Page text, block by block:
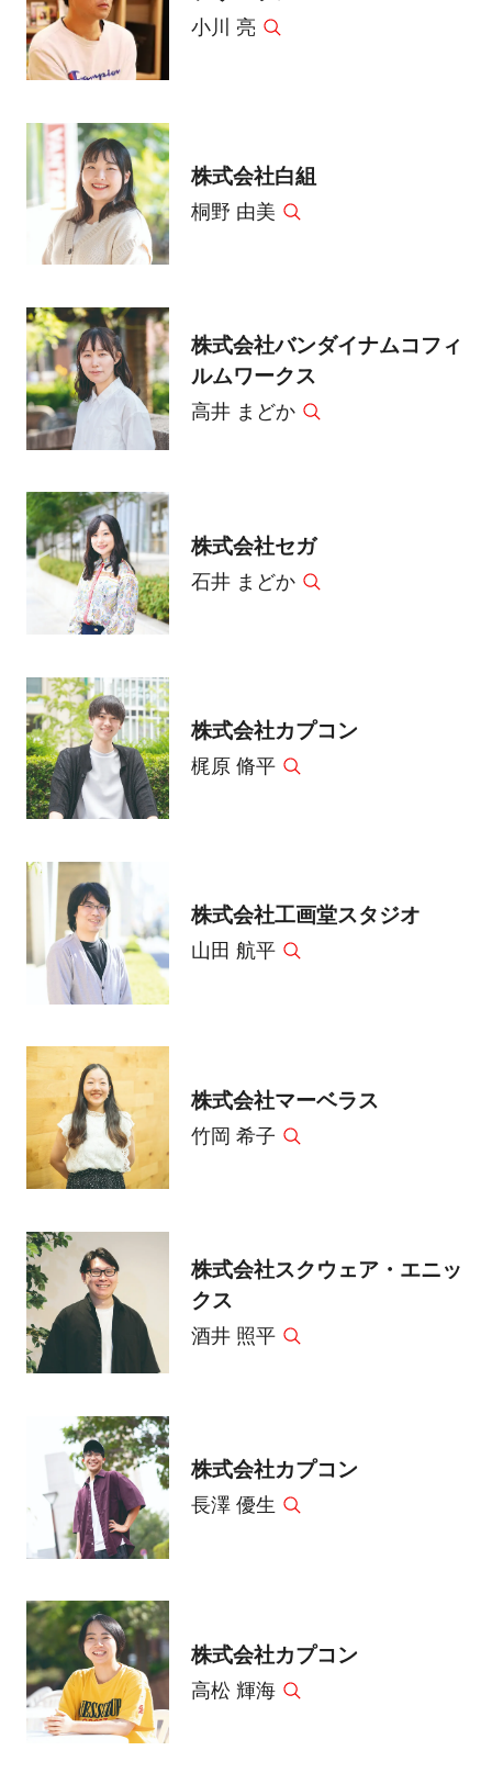
小川 亮
株式会社白組
桐野 由美
株式会社バンダイナムコフィ
ルムワークス
高井 まどか
株式会社セガ
石井 まどか
株式会社カプコン
梶原 脩平
株式会社工画堂スタジオ
山田 航平
株式会社マーベラス
竹岡 希子
株式会社スクウェア・エニッ
クス
酒井 照平
株式会社カプコン
長澤 優生
株式会社カプコン
高松 輝海